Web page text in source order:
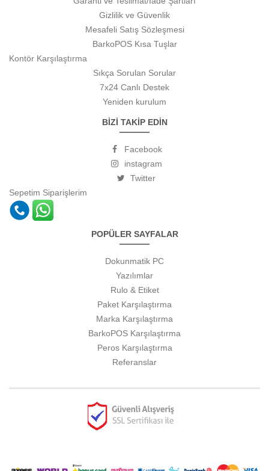
Gizlilik ve Güvenlik
Mesafeli Satış Sözleşmesi
BarkoPOS Kısa Tuşlar
Kontör Karşılaştırma
Sıkça Sorulan Sorular
7x24 Canlı Destek
Yeniden kurulum
BİZİ TAKİP EDİN
Facebook
instagram
Twitter
Sepetim Siparişlerim
POPÜLER SAYFALAR
Dokunmatik PC
Yazılımlar
Rulo & Etiket
Paket Karşılaştırma
Marka Karşılaştırma
BarkoPOS Karşılaştırma
Peros Karşılaştırma
Referanslar